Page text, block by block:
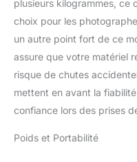
plusieurs kilogrammes, ce
choix pour les
un autre point fort de ce
assure que votre matériel
risque de chutes
mettent en avant la
confiance lors des prises
Poids et Portabilité